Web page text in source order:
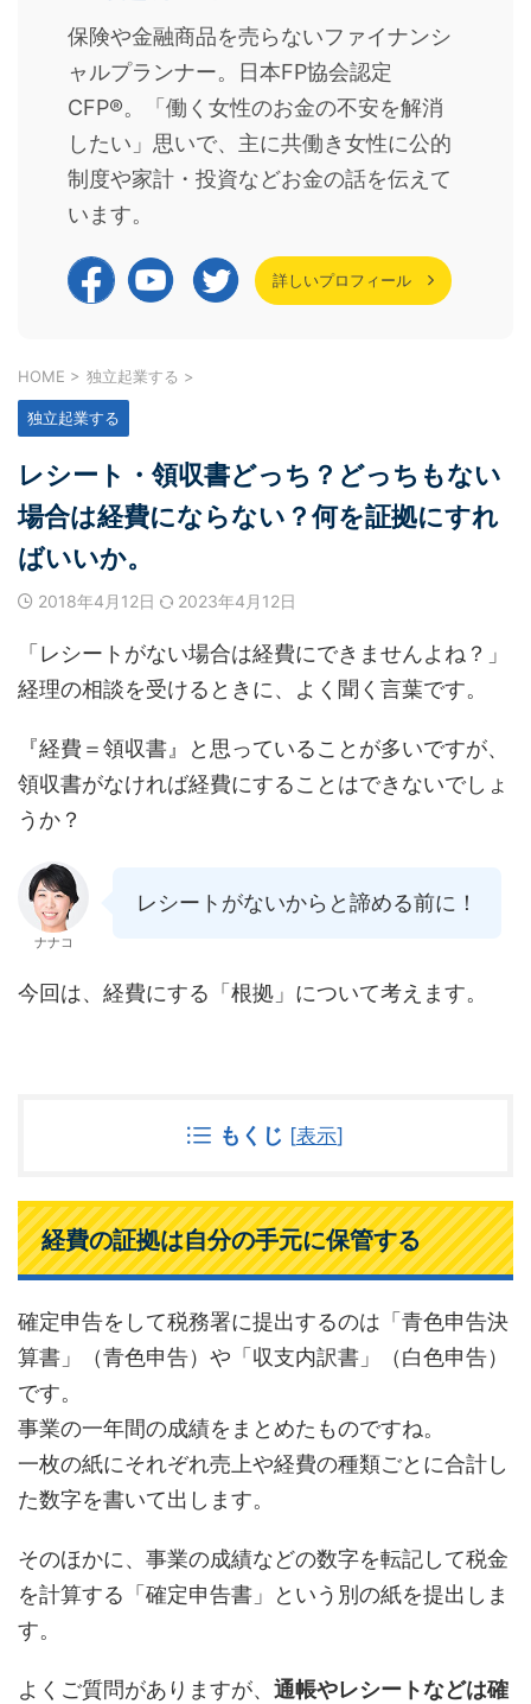
保険や金融商品を売らないファイナンシ
ャルプランナー。日本FP協会認定
CFP®。「働く女性のお金の不安を解消
したい」思いで、主に共働き女性に公的
制度や家計・投資などお金の話を伝えて
います。
詳しいプロフィール
HOME > 独立起業する >
独立起業する
レシート・領収書どっち？どっちもない
場合は経費にならない？何を証拠にすれ
ばいいか。
2018年4月12日 2023年4月12日
「レシートがない場合は経費にできませんよね？」
経理の相談を受けるときに、よく聞く言葉です。
『経費＝領収書』と思っていることが多いですが、
領収書がなければ経費にすることはできないでしょ
うか？
ナナコ
レシートがないからと諦める前に！
今回は、経費にする「根拠」について考えます。
もくじ [表示]
経費の証拠は自分の手元に保管する
確定申告をして税務署に提出するのは「青色申告決
算書」（青色申告）や「収支内訳書」（白色申告）
です。
事業の一年間の成績をまとめたものですね。
一枚の紙にそれぞれ売上や経費の種類ごとに合計し
た数字を書いて出します。
そのほかに、事業の成績などの数字を転記して税金
を計算する「確定申告書」という別の紙を提出しま
す。
よくご質問がありますが、 通帳やレシートなどは確